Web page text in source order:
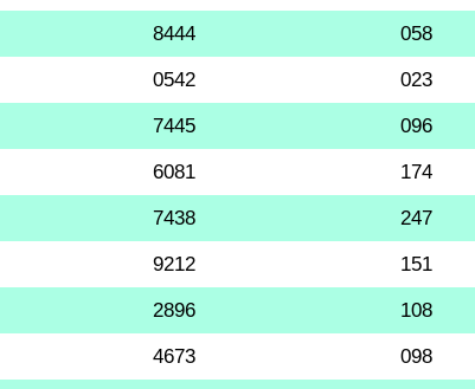
8444 058
0542 023
7445 096
6081 174
7438 247
9212 151
2896 108
4673 098